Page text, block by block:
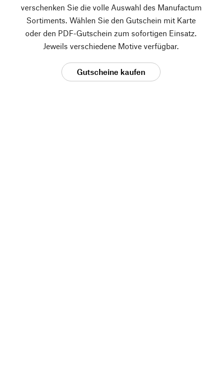
verschenken Sie die volle Auswahl des Manufactum
Sortiments. Wählen Sie den Gutschein mit Karte
oder den PDF-Gutschein zum sofortigen Einsatz.
Jeweils verschiedene Motive verfügbar.
Gutscheine kaufen